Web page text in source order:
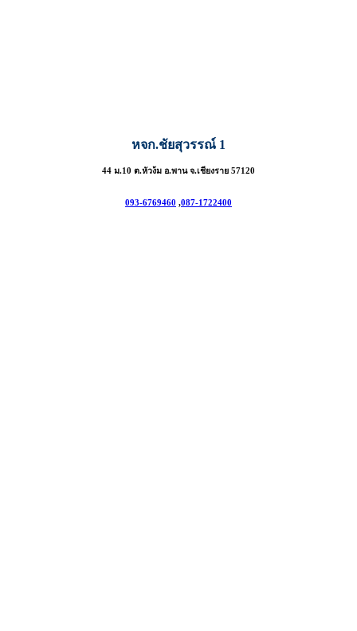
หจก.ชัยสุวรรณ์ 1
44 ม.10 ต.หัวง้ม อ.พาน จ.เชียงราย 57120
093-6769460 ,087-1722400